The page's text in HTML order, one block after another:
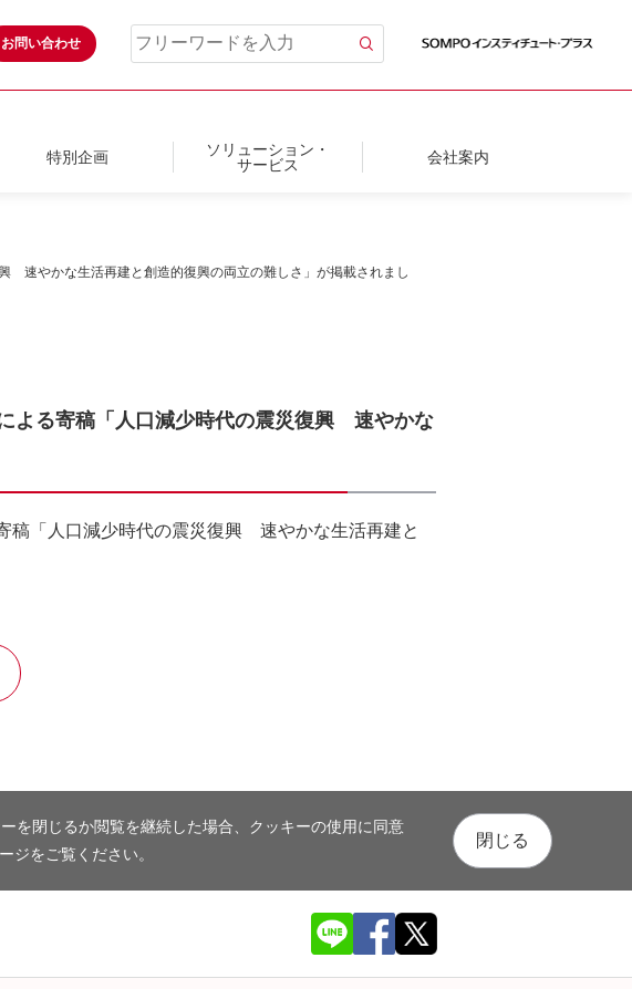
お問い合わせ
特別企画
ソリューション・
サービス
会社案内
速やかな生活再建と創造的復興の両立の難しさ」が掲載されまし
よる寄稿「人口減少時代の震災復興 速やかな
稿「人口減少時代の震災復興 速やかな生活再建と
を閉じるか閲覧を継続した場合、クッキーの使用に同意
ジをご覧ください。
閉じる